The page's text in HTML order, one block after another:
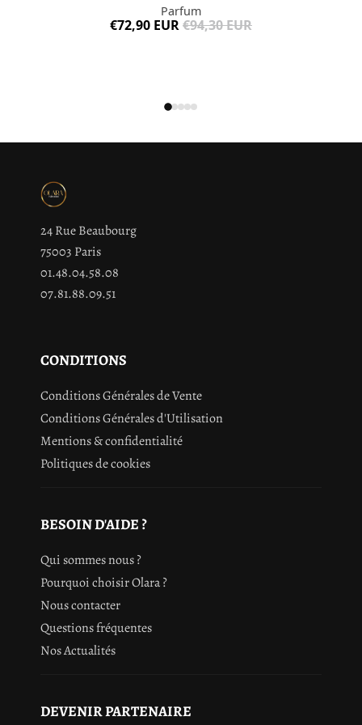
Parfum
€72,90 EUR€94,30 EUR
24 Rue Beaubourg
75003 Paris
01.48.04.58.08
07.81.88.09.51
CONDITIONS
Conditions Générales de Vente
Conditions Générales d'Utilisation
Mentions & confidentialité
Politiques de cookies
BESOIN D'AIDE ?
Qui sommes nous ?
Pourquoi choisir Olara ?
Nous contacter
Questions fréquentes
Nos Actualités
DEVENIR PARTENAIRE